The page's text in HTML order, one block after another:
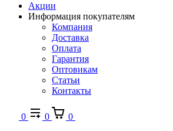
Акции
Информация покупателям
Компания
Доставка
Оплата
Гарантия
Оптовикам
Статьи
Контакты
0 0
0